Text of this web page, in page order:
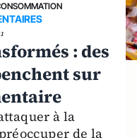
: des
sur
à la
de la